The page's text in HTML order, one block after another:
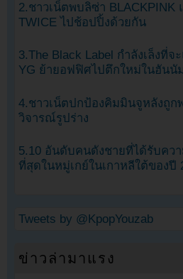
2.ชาวเน็ตพบลิซ่า BLACKPINK
TWICE ไปช้อปปิ้งด้วยกัน
3.The Black Label กำลังเล็งที่จ
YG ย้ายอฟฟิศไปตึกใหม่ในฮันนั
4.ชาวเน็ตปกป้องคิมมินจูหลังถูก
วิจารณ์รูปร่าง
5.10 อันดับคนดังชายที่ได้รับคว
ที่สุดในหมู่เกย์ในเกาหลีใต้ของปี
Tweets by @KpopYouzab
ข่าวล่ามาแรง